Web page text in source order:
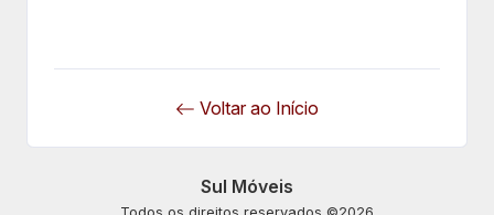
Voltar ao Início
Sul Móveis